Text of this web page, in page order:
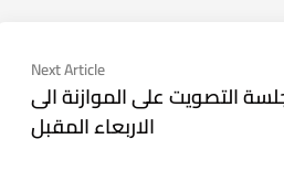
Next Article
article:التصويت على الموازنة الى
الاربعاء المقبل